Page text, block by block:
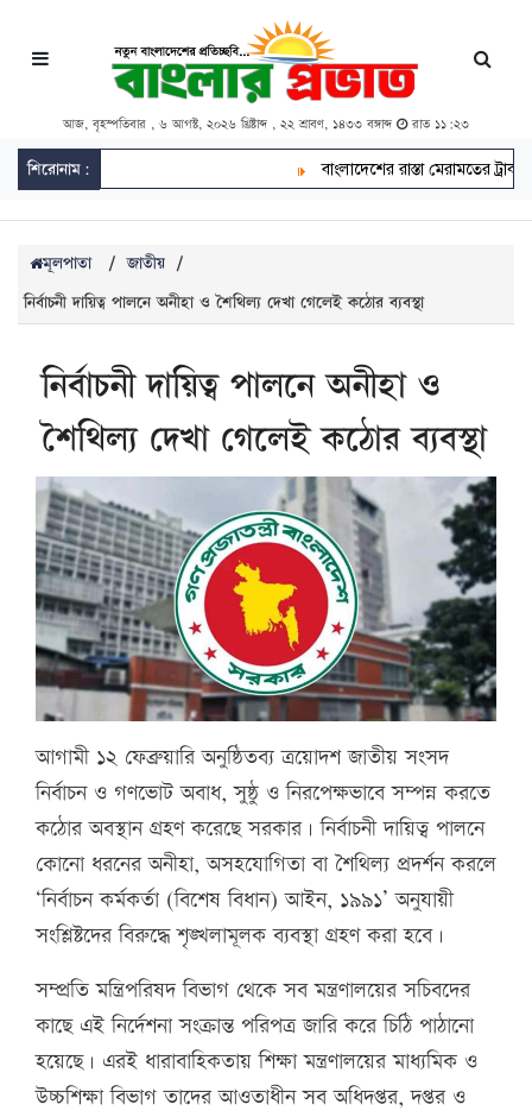
আজ, বৃহস্পতিবার , ৬ আগস্ট, ২০২৬ খ্রিষ্টাব্দ , ২২ শ্রাবণ, ১৪৩৩ বঙ্গাব্দ রাত ১১:২৩
শিরোনাম: বাংলাদেশের রাস্তা মেরামতের ট্রাক
মূলপাতা / জাতীয় /
নির্বাচনী দায়িত্ব পালনে অনীহা ও শৈথিল্য দেখা গেলেই কঠোর ব্যবস্থা
নির্বাচনী দায়িত্ব পালনে অনীহা ও
শৈথিল্য দেখা গেলেই কঠোর ব্যবস্থা
আগামী ১২ ফেব্রুয়ারি অনুষ্ঠিতব্য ত্রয়োদশ জাতীয় সংসদ
নির্বাচন ও গণভোট অবাধ, সুষ্ঠু ও নিরপেক্ষভাবে সম্পন্ন করতে
কঠোর অবস্থান গ্রহণ করেছে সরকার। নির্বাচনী দায়িত্ব পালনে
কোনো ধরনের অনীহা, অসহযোগিতা বা শৈথিল্য প্রদর্শন করলে
‘নির্বাচন কর্মকর্তা (বিশেষ বিধান) আইন, ১৯৯১’ অনুযায়ী
সংশ্লিষ্টদের বিরুদ্ধে শৃঙ্খলামূলক ব্যবস্থা গ্রহণ করা হবে।
সম্প্রতি মন্ত্রিপরিষদ বিভাগ থেকে সব মন্ত্রণালয়ের সচিবদের
কাছে এই নির্দেশনা সংক্রান্ত পরিপত্র জারি করে চিঠি পাঠানো
হয়েছে। এরই ধারাবাহিকতায় শিক্ষা মন্ত্রণালয়ের মাধ্যমিক ও
উচ্চশিক্ষা বিভাগ তাদের আওতাধীন সব অধিদপ্তর, দপ্তর ও